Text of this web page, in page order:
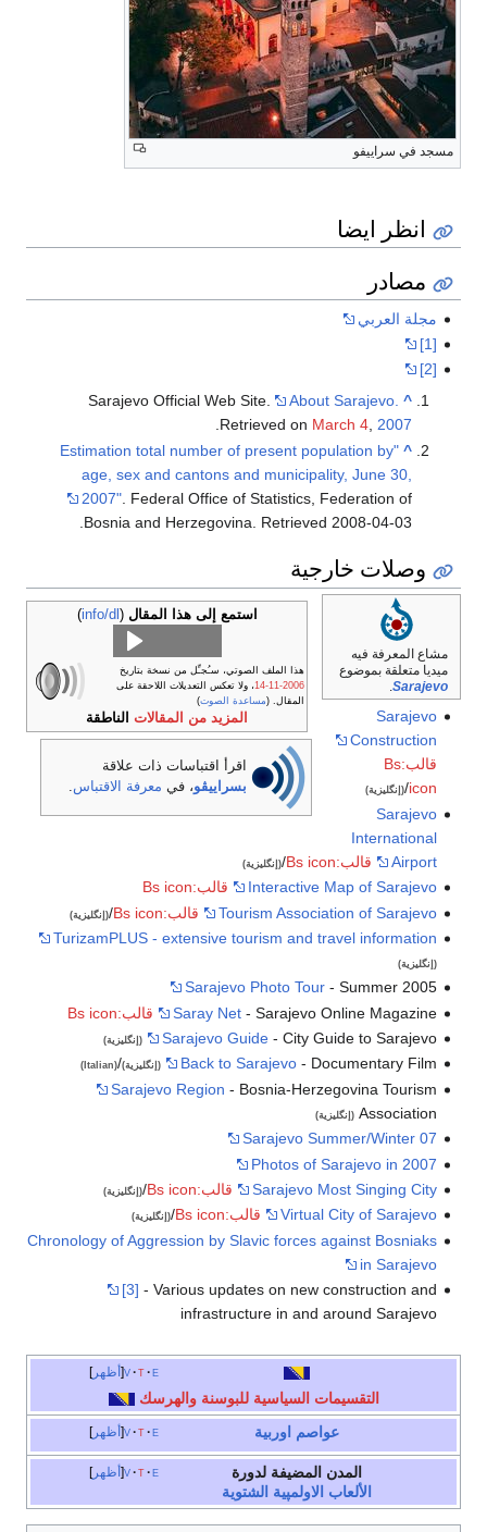
مسجد في سراييفو
انظر ايضا
مصادر
مجلة العربي
[1]
[2]
^
Sarajevo Official Web Site.
About Sarajevo.
Retrieved on March 4,2007
.
^
"Estimation total number of present population by
age, sex and cantons and municipality, June 30,
2007" . Federal Office of Statistics, Federation of
Bosnia and Herzegovina . Retrieved 2008-04-03
وصلات خارجية
استمع إلى هذا المقال (
info/dl
)
هذا الملف الصوتي، سـُجـِّل من نسخة بتاريخ
2006-11-14
، ولا تعكس التعديلات اللاحقة على
المقال. (مساعدة الصوت)
المزيد من المقالاتالناطقة
اقرأ اقتباسات ذات علاقة
بسراييڤو، في معرفة الاقتباس
مشاع المعرفة فيه
ميديا متعلقة بموضوع
Sarajevo
.
Sarajevo
Construction
قالب:Bs
icon
/(إنگليزية)
Sarajevo
International
Airport
قالب:Bs icon /(إنگليزية)
Interactive Map of Sarajevo
قالب:Bs icon
Tourism Association of Sarajevo
قالب:Bs icon /(إنگليزية)
TurizamPLUS - extensive tourism and travel information
(إنگليزية)
Sarajevo Photo Tour- Summer 2005
Saray Net- Sarajevo Online Magazine
قالب:Bs icon
Sarajevo Guide- City Guide to Sarajevo (إنگليزية)
Back to Sarajevo- Documentary Film (إنگليزية)/
(Italian)
Sarajevo Region - Bosnia-Herzegovina Tourism
Association (إنگليزية)
Sarajevo Summer/Winter 07
Photos of Sarajevo in 2007
Sarajevo Most Singing City
قالب:Bs icon /(إنگليزية)
Virtual City of Sarajevo قالب:Bs icon /(إنگليزية)
Chronology of Aggression by Slavic forces against Bosniaks
in Sarajevo
[3] - Various updates on new construction and
infrastructure in and around Sarajevo
أظهر v t e
التقسيمات السياسية للبوسنة والهرسك
أظهر v t e عواصم اوربية
أظهر v t e
المدن المضيفة لدورة
الألعاب الاولمپية الشتوية